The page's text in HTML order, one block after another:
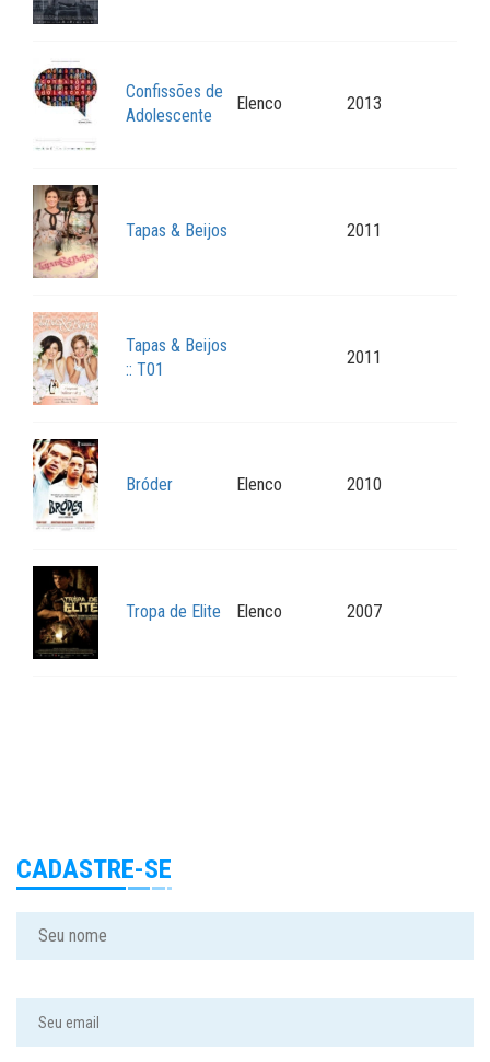
Confissões de
Adolescente
Elenco 2013
Tapas & Beijos 2011
Tapas & Beijos
:: T01
2011
Bróder Elenco 2010
Tropa de Elite Elenco 2007
CADASTRE-SE